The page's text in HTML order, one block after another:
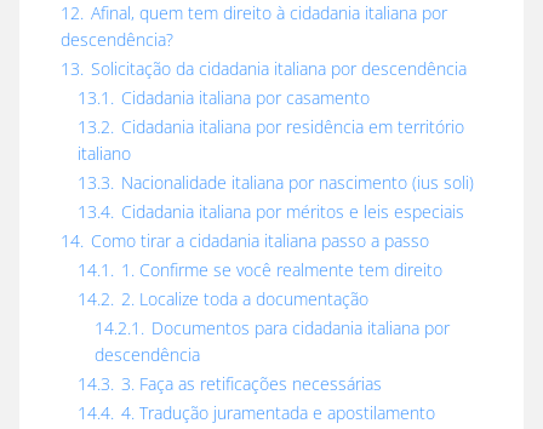
12. Afinal, quem tem direito à cidadania italiana por
descendência?
13. Solicitação da cidadania italiana por descendência
13.1. Cidadania italiana por casamento
13.2. Cidadania italiana por residência em território
italiano
13.3. Nacionalidade italiana por nascimento (ius soli)
13.4. Cidadania italiana por méritos e leis especiais
14. Como tirar a cidadania italiana passo a passo
14.1. 1. Confirme se você realmente tem direito
14.2. 2. Localize toda a documentação
14.2.1. Documentos para cidadania italiana por
descendência
14.3. 3. Faça as retificações necessárias
14.4. 4. Tradução juramentada e apostilamento